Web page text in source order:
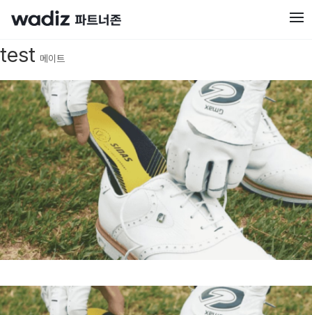
test 메이트